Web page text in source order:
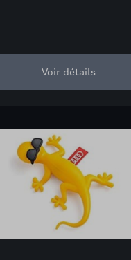
Voir détails